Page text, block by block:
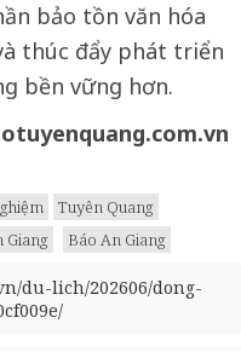
bảo tồn văn hóa
thúc đẩy phát triển
bền vững hơn.
Tuyên Quang
Giang Báo An Giang
du-lich/202606/dong-